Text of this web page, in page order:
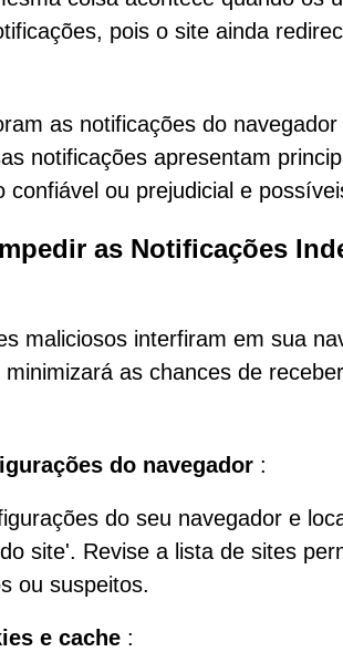
pois o site ainda
as notificações do
notificações apresentam
confiável ou prejudicial e
as Notificações
maliciosos interfiram em sua
as chances de
do navegador :
do seu navegador e
site'. Revise a lista de sites
ou suspeitos.
e cache :